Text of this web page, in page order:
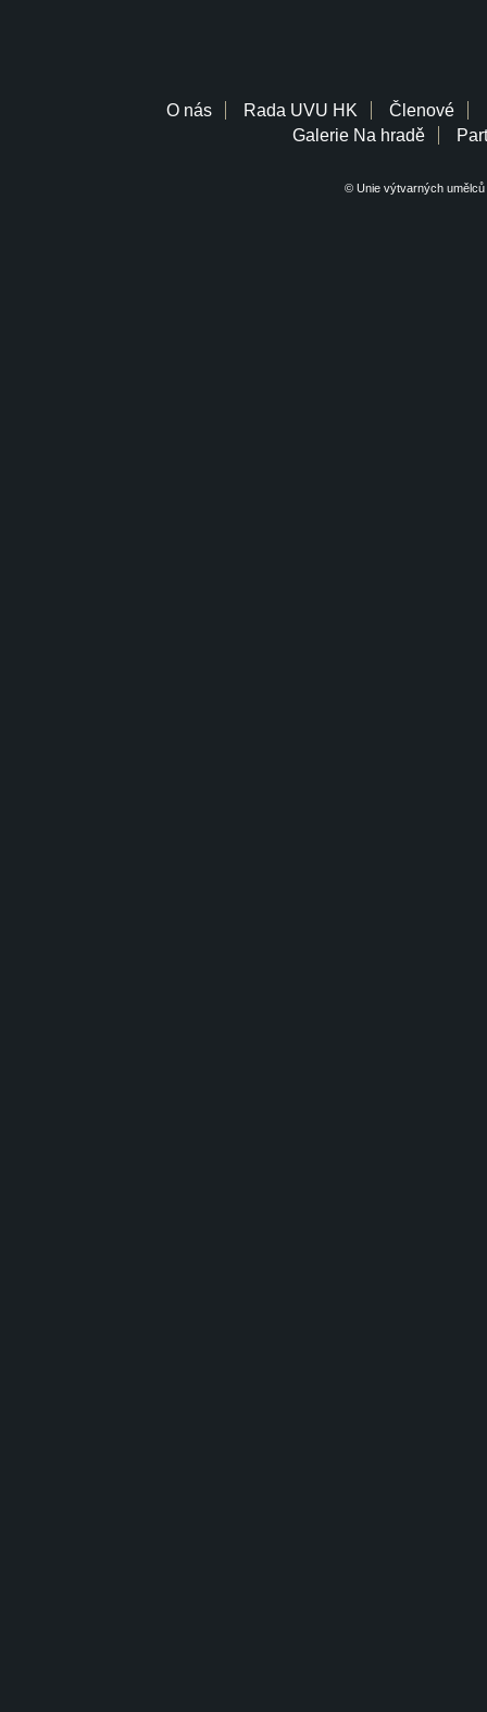
O nás Rada UVU HK Členové
Galerie Na hradě
© Unie výtvarných